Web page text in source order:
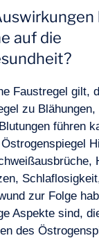
auf die
Faustregel gilt,
zu
führen
zur Folge
Aspekte sind,
des